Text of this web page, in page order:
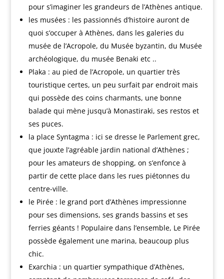
pour s’imaginer les grandeurs de l’Athènes antique.
les musées : les passionnés d’histoire auront de
quoi s’occuper à Athènes, dans les galeries du
musée de l’Acropole, du Musée byzantin, du Musée
archéologique, du musée Benaki etc ..
Plaka : au pied de l’Acropole, un quartier très
touristique certes, un peu surfait par endroit mais
qui possède des coins charmants, une bonne
balade qui mène jusqu’à Monastiraki, ses restos et
ses puces.
la place Syntagma : ici se dresse le Parlement grec,
que jouxte l’agréable jardin national d’Athènes ;
pour les amateurs de shopping, on s’enfonce à
partir de cette place dans les rues piétonnes du
centre-ville.
le Pirée : le grand port d’Athènes impressionne
pour ses dimensions, ses grands bassins et ses
ferries géants ! Populaire dans l’ensemble, Le Pirée
possède également une marina, beaucoup plus
chic.
Exarchia : un quartier sympathique d’Athènes,